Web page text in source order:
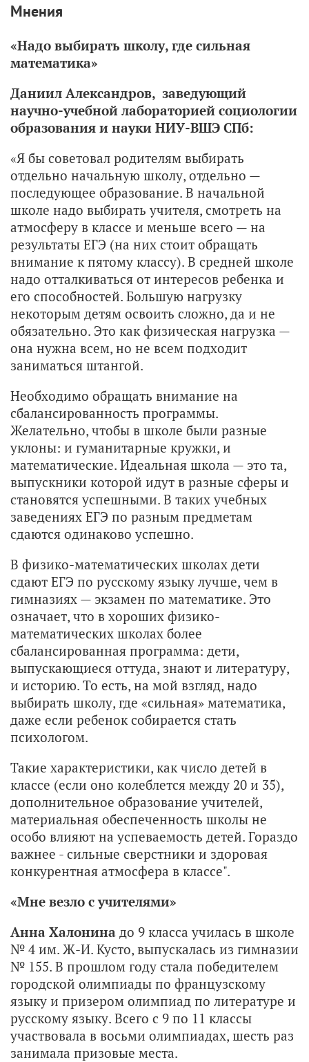
Мнения
«Надо выбирать школу, где сильная
математика»
Даниил Александров, заведующий
научно-учебной лабораторией социологии
образования и науки НИУ-ВШЭ СПб:
«Я бы советовал родителям выбирать
отдельно начальную школу, отдельно —
последующее образование. В начальной
школе надо выбирать учителя, смотреть на
атмосферу в классе и меньше всего — на
результаты ЕГЭ (на них стоит обращать
внимание к пятому классу). В средней школе
надо отталкиваться от интересов ребенка и
его способностей. Большую нагрузку
некоторым детям освоить сложно, да и не
обязательно. Это как физическая нагрузка —
она нужна всем, но не всем подходит
заниматься штангой.
Необходимо обращать внимание на
сбалансированность программы.
Желательно, чтобы в школе были разные
уклоны: и гуманитарные кружки, и
математические. Идеальная школа — это та,
выпускники которой идут в разные сферы и
становятся успешными. В таких учебных
заведениях ЕГЭ по разным предметам
сдаются одинаково успешно.
В физико-математических школах дети
сдают ЕГЭ по русскому языку лучше, чем в
гимназиях — экзамен по математике. Это
означает, что в хороших физико-
математических школах более
сбалансированная программа: дети,
выпускающиеся оттуда, знают и литературу,
и историю. То есть, на мой взгляд, надо
выбирать школу, где «сильная» математика,
даже если ребенок собирается стать
психологом.
Такие характеристики, как число детей в
классе (если оно колеблется между 20 и 35),
дополнительное образование учителей,
материальная обеспеченность школы не
особо влияют на успеваемость детей. Гораздо
важнее - сильные сверстники и здоровая
конкурентная атмосфера в классе".
«Мне везло с учителями»
Анна Халонина до 9 класса училась в школе
№ 4 им. Ж-И. Кусто, выпускалась из гимназии
№ 155. В прошлом году стала победителем
городской олимпиады по французскому
языку и призером олимпиад по литературе и
русскому языку. Всего с 9 по 11 классы
участвовала в восьми олимпиадах, шесть раз
занимала призовые места.